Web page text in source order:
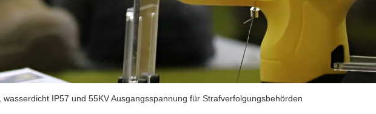
IP57 und 55KV Ausgangsspannung für Strafverfolgungsbehörden